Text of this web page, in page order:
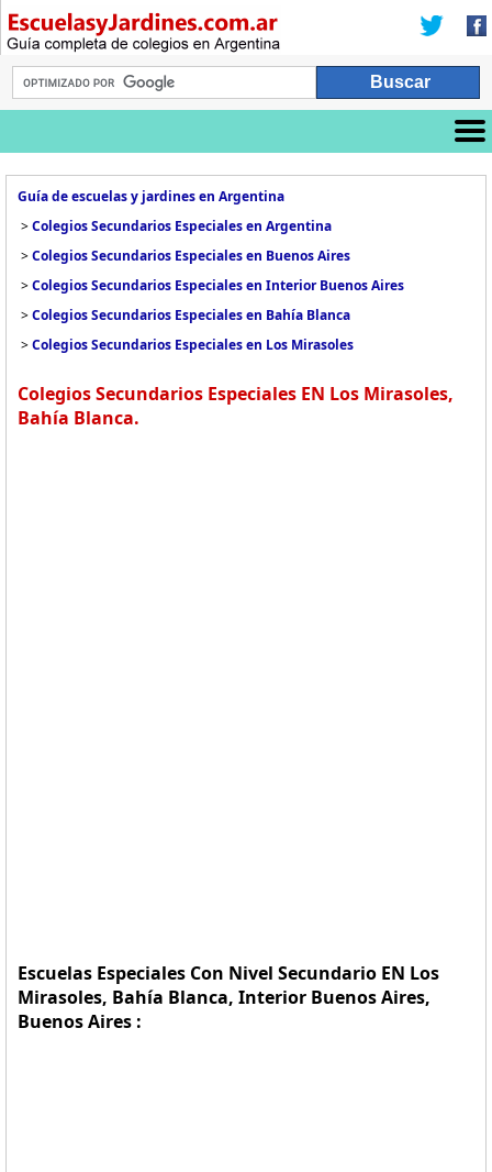
Guía de escuelas y jardines en Argentina
>Colegios Secundarios Especiales en Argentina
>Colegios Secundarios Especiales en Buenos Aires
>Colegios Secundarios Especiales en Interior Buenos Aires
>Colegios Secundarios Especiales en Bahía Blanca
>Colegios Secundarios Especiales en Los Mirasoles
Colegios Secundarios Especiales EN Los Mirasoles,
Bahía Blanca.
Escuelas Especiales Con Nivel Secundario EN Los
Mirasoles, Bahía Blanca, Interior Buenos Aires,
Buenos Aires :